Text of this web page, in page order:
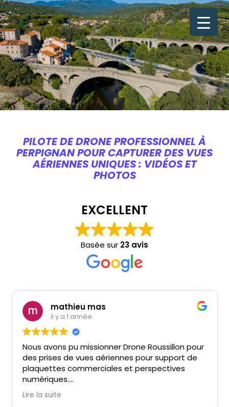
PILOTE DE DRONE PROFESSIONNEL À
PERPIGNAN POUR CAPTURER DES VUES
AÉRIENNES UNIQUES : VIDÉOS ET
PHOTOS
EXCELLENT
Basée sur 23 avis
mathieu mas
il y a 1 année
Nous avons pu missionner Drone Roussillon pour
des prises de vues aériennes pour support de
plaquettes commerciales et perspectives
numériques.
Ponctuel, réactif et pro !!!! What Else ... !!!
Je recommande.
Lire la suite